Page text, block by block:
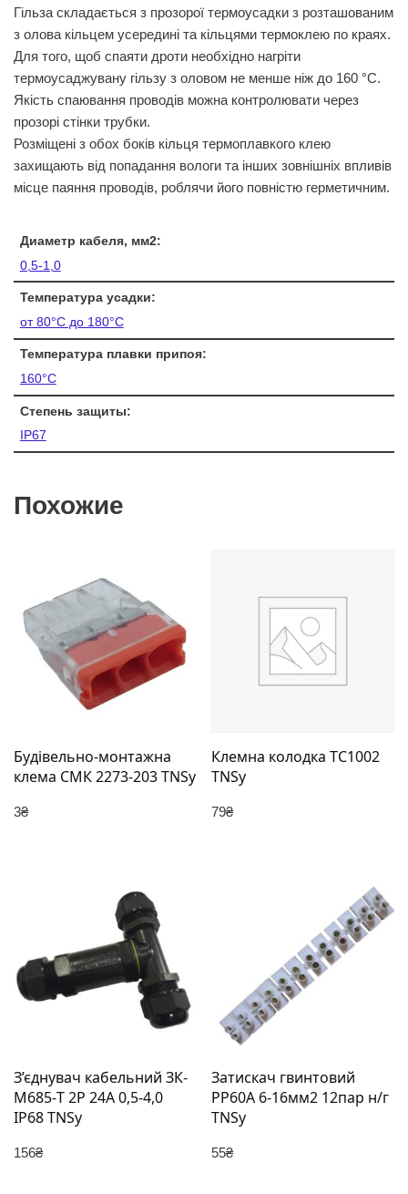
Гільза складається з прозорої термоусадки з розташованим
з олова кільцем усередині та кільцями термоклею по краях.
Для того, щоб спаяти дроти необхідно нагріти
термоусаджувану гільзу з оловом не менше ніж до 160 °C.
Якість спаювання проводів можна контролювати через
прозорі стінки трубки.
Розміщені з обох боків кільця термоплавкого клею
захищають від попадання вологи та інших зовнішніх впливів
місце паяння проводів, роблячи його повністю герметичним.
Диаметр кабеля, мм2:
0,5-1,0
Температура усадки:
от 80°C до 180°C
Температура плавки припоя:
160°C
Степень защиты:
IP67
Похожие
Будівельно-монтажна
клема СМК 2273-203 TNSy
3₴
Клемна колодка ТС1002
TNSy
79₴
З’єднувач кабельний ЗК-
М685-T 2P 24А 0,5-4,0
IP68 TNSy
156₴
Затискач гвинтовий
PP60A 6-16мм2 12пар н/г
TNSy
55₴